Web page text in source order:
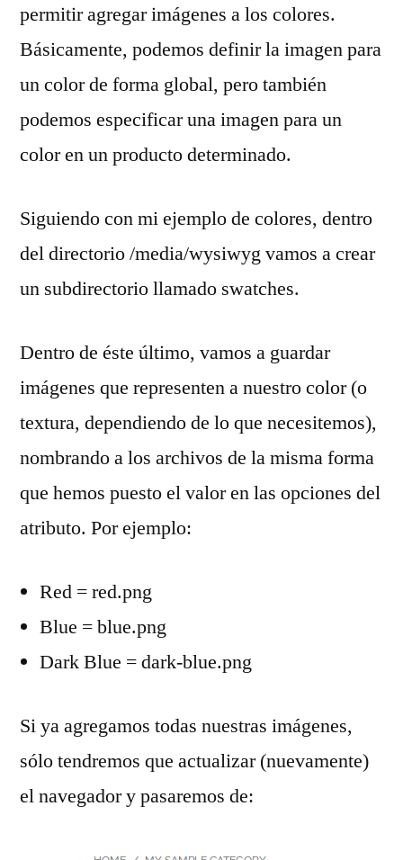
permitir agregar imágenes a los colores.
Básicamente, podemos definir la imagen para
un color de forma global, pero también
podemos especificar una imagen para un
color en un producto determinado.
Siguiendo con mi ejemplo de colores, dentro
del directorio /media/wysiwyg vamos a crear
un subdirectorio llamado swatches.
Dentro de éste último, vamos a guardar
imágenes que representen a nuestro color (o
textura, dependiendo de lo que necesitemos),
nombrando a los archivos de la misma forma
que hemos puesto el valor en las opciones del
atributo. Por ejemplo:
Red = red.png
Blue = blue.png
Dark Blue = dark-blue.png
Si ya agregamos todas nuestras imágenes,
sólo tendremos que actualizar (nuevamente)
el navegador y pasaremos de: